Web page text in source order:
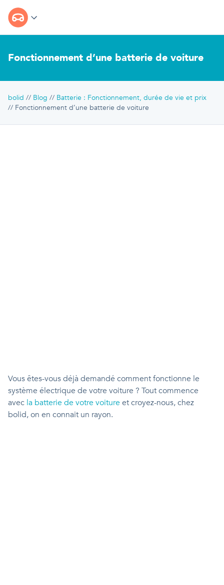
Fonctionnement d’une batterie de voiture
bolid Blog
Batterie : Fonctionnement, durée de vie et prix
Fonctionnement d’une batterie de voiture
Vous êtes-vous déjà demandé comment fonctionne le
système électrique de votre voiture ? Tout commence
avec la batterie de votre voitureet croyez-nous, chez
bolid, on en connait un rayon.